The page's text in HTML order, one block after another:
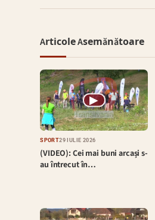
Articole Asemănătoare
▶
SPORT29 IULIE 2026
(VIDEO): Cei mai buni arcași s-
au întrecut în…